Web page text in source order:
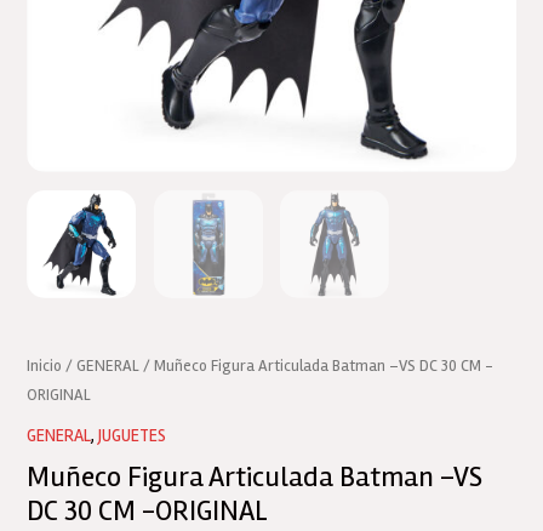
Inicio /GENERAL/ Muñeco Figura Articulada Batman –VS DC 30 CM -
ORIGINAL
GENERAL,JUGUETES
Muñeco Figura Articulada Batman –VS
DC 30 CM -ORIGINAL